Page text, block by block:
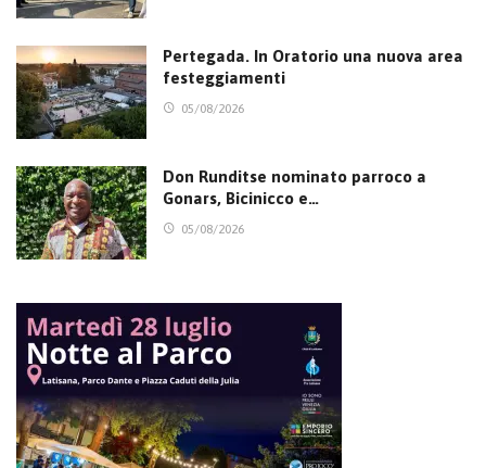
Pertegada. In Oratorio una nuova area
festeggiamenti
05/08/2026
Don Runditse nominato parroco a
Gonars, Bicinicco e…
05/08/2026